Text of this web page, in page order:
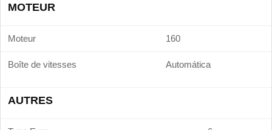
MOTEUR
Moteur 160
Boîte de vitesses Automática
AUTRES